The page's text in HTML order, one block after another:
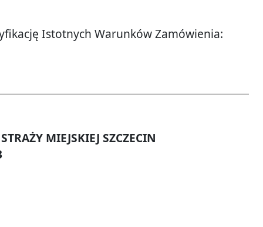
Istotnych Warunków Zamówienia:
MIEJSKIEJ SZCZECIN